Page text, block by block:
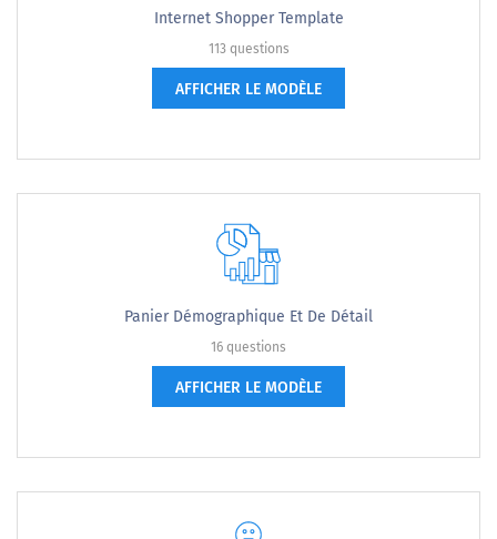
Internet Shopper Template
113 questions
AFFICHER LE MODÈLE
Panier Démographique Et De Détail
16 questions
AFFICHER LE MODÈLE